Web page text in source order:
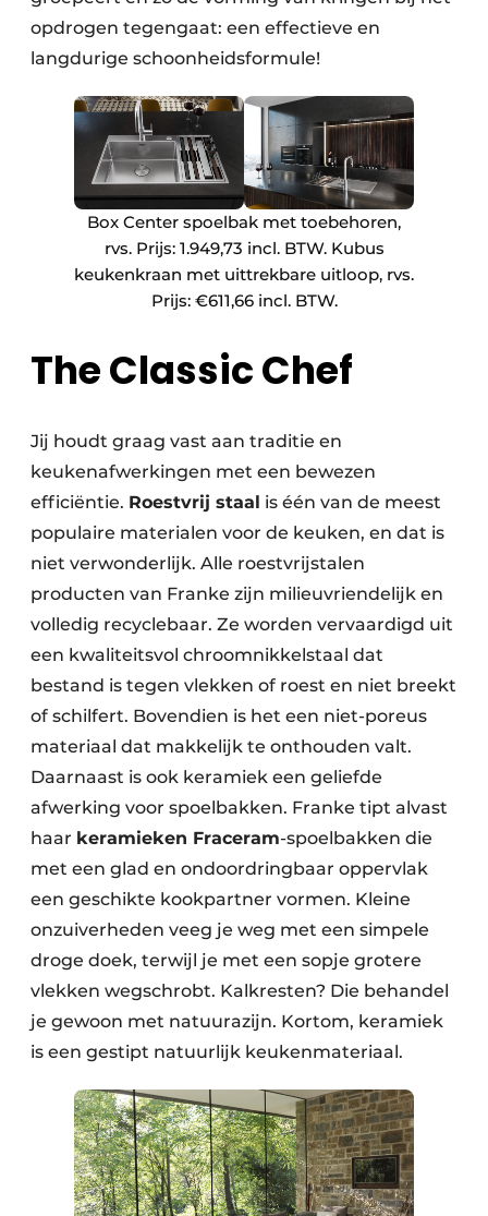
opdrogen tegengaat: een effectieve en
langdurige schoonheidsformule!
Box Center spoelbak met toebehoren,
rvs. Prijs: 1.949,73 incl. BTW. Kubus
keukenkraan met uittrekbare uitloop, rvs.
Prijs: €611,66 incl. BTW.
The Classic Chef
Jij houdt graag vast aan traditie en
keukenafwerkingen met een bewezen
efficiëntie. Roestvrij staal is één van de meest
populaire materialen voor de keuken, en dat is
niet verwonderlijk. Alle roestvrijstalen
producten van Franke zijn milieuvriendelijk en
volledig recyclebaar. Ze worden vervaardigd uit
een kwaliteitsvol chroomnikkelstaal dat
bestand is tegen vlekken of roest en niet breekt
of schilfert. Bovendien is het een niet-poreus
materiaal dat makkelijk te onthouden valt.
Daarnaast is ook keramiek een geliefde
afwerking voor spoelbakken. Franke tipt alvast
haar keramieken Fraceram-spoelbakken die
met een glad en ondoordringbaar oppervlak
een geschikte kookpartner vormen. Kleine
onzuiverheden veeg je weg met een simpele
droge doek, terwijl je met een sopje grotere
vlekken wegschrobt. Kalkresten? Die behandel
je gewoon met natuurazijn. Kortom, keramiek
is een gestipt natuurlijk keukenmateriaal.